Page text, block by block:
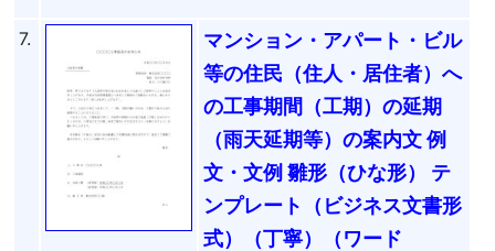
7.
マンション・アパート・ビル
等の住民（住人・居住者）へ
の工事期間（工期）の延期
（雨天延期等）の案内文 例
文・文例 雛形（ひな形） テ
ンプレート（ビジネス文書形
式）（丁寧）（ワード